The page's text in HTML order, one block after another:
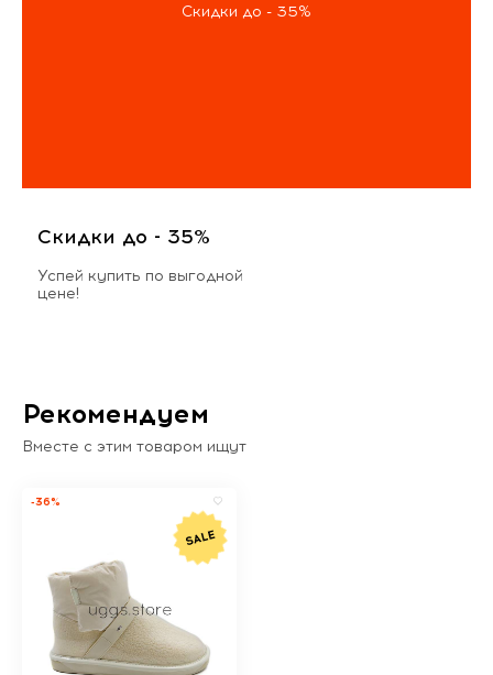
Скидки до - 35%
Скидки до - 35%
Успей купить по выгодной
цене!
Рекомендуем
Вместе с этим товаром ищут
-36%